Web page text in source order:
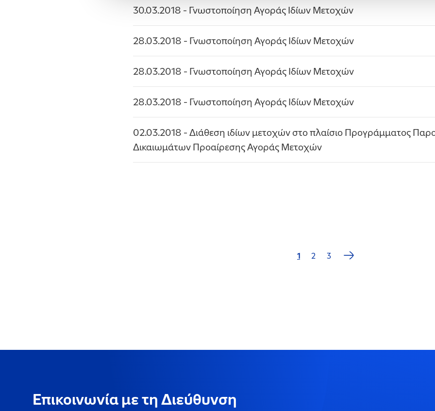
30.03.2018 - Γνωστοποίηση Αγοράς Ιδίων Μετοχών
28.03.2018 - Γνωστοποίηση Αγοράς Ιδίων Μετοχών
28.03.2018 - Γνωστοποίηση Αγοράς Ιδίων Μετοχών
28.03.2018 - Γνωστοποίηση Αγοράς Ιδίων Μετοχών
02.03.2018 - Διάθεση ιδίων μετοχών στο πλαίσιο Προγράμματος
Δικαιωμάτων Προαίρεσης Αγοράς Μετοχών
1 2 3
Επικοινωνία με τη Διεύθυνση